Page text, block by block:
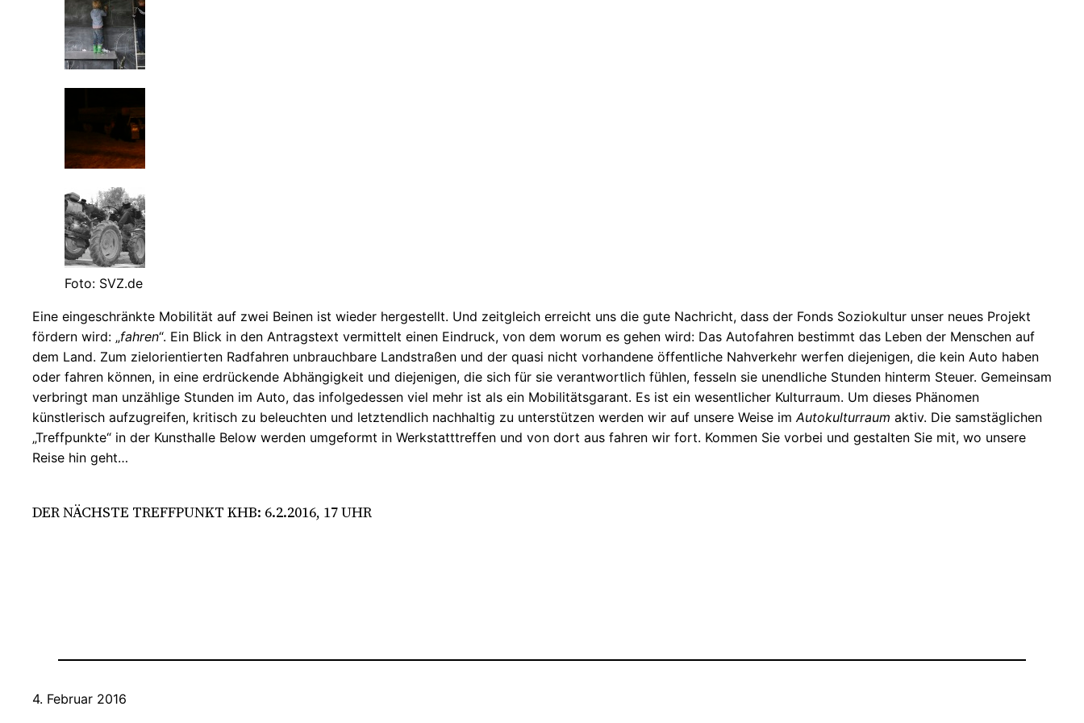
Foto: SVZ.de
Eine eingeschränkte Mobilität auf zwei Beinen ist wieder hergestellt. Und zeitgleich erreicht uns die gute Nachricht, dass der Fonds Soziokultur unser neues Projekt
fördern wird: „fahren“. Ein Blick in den Antragstext vermittelt einen Eindruck, von dem worum es gehen wird: Das Autofahren bestimmt das Leben der Menschen auf
dem Land. Zum zielorientierten Radfahren unbrauchbare Landstraßen und der quasi nicht vorhandene öffentliche Nahverkehr werfen diejenigen, die kein Auto haben
oder fahren können, in eine erdrückende Abhängigkeit und diejenigen, die sich für sie verantwortlich fühlen, fesseln sie unendliche Stunden hinterm Steuer. Gemeinsam
verbringt man unzählige Stunden im Auto, das infolgedessen viel mehr ist als ein Mobilitätsgarant. Es ist ein wesentlicher Kulturraum. Um dieses Phänomen
künstlerisch aufzugreifen, kritisch zu beleuchten und letztendlich nachhaltig zu unterstützen werden wir auf unsere Weise im Autokulturraum aktiv. Die samstäglichen
„Treffpunkte“ in der Kunsthalle Below werden umgeformt in Werkstatttreffen und von dort aus fahren wir fort. Kommen Sie vorbei und gestalten Sie mit, wo unsere
Reise hin geht…
DER NÄCHSTE TREFFPUNKT KHB: 6.2.2016, 17 UHR
4. Februar 2016